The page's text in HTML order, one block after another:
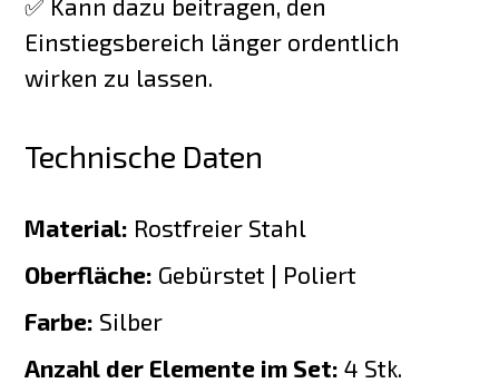
✅ Kann dazu beitragen, den
Einstiegsbereich länger ordentlich
wirken zu lassen.
Technische Daten
Material: Rostfreier Stahl
Oberfläche: Gebürstet | Poliert
Farbe: Silber
Anzahl der Elemente im Set: 4 Stk.